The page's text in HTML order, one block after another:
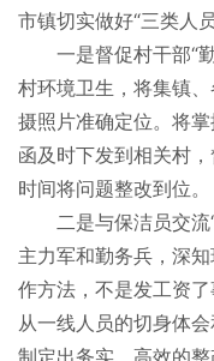
市镇切实做好“三类人
一是督促村干部“勤
村环境卫生，将集镇
摄照片准确定位。将
函及时下发到相关村
时间将问题整改到位。
二是与保洁员交流“
主力军和勤务兵，深
作方法，不是发工资
从一线人员的切身体
制定出务实、高效的整